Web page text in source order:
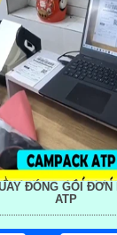
ĐÓNG GÓI ĐƠN
ATP